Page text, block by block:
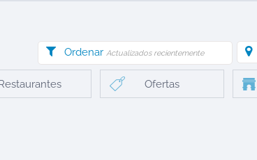
Ordenar Actualizados recientemente
Ofertas